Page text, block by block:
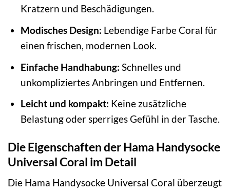
Kratzern und Beschädigungen.
Modisches Design: Lebendige Farbe Coral für
einen frischen, modernen Look.
Einfache Handhabung: Schnelles und
unkompliziertes Anbringen und Entfernen.
Leicht und kompakt: Keine zusätzliche
Belastung oder sperriges Gefühl in der Tasche.
Die Eigenschaften der Hama Handysocke
Universal Coral im Detail
Die Hama Handysocke Universal Coral überzeugt